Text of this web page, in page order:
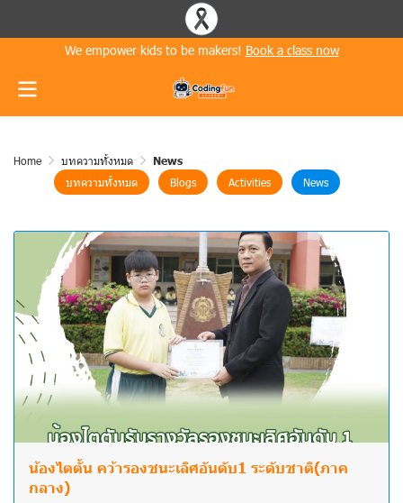
We empower kids to be makers! Book a class now
Home บทความทั้งหมด News
บทความทั้งหมด Blogs Activities News
น้องไตตั้น คว้ารองชนะเลิศอันดับ1 ระดับชาติ(ภาค
กลาง)